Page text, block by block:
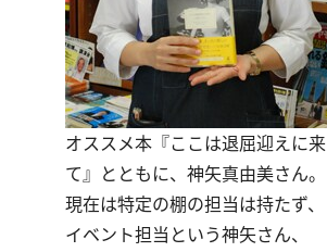
オススメ本『ここは退屈迎えに来
て』とともに、神矢真由美さん。
現在は特定の棚の担当は持たず、
イベント担当という神矢さん、